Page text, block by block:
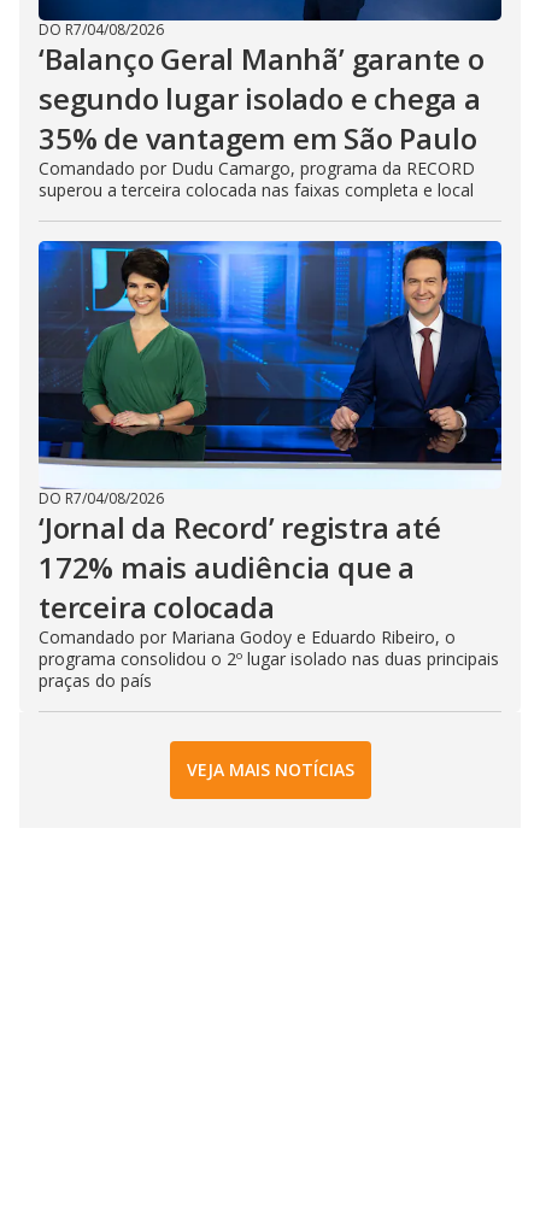
DO R7/04/08/2026
‘Balanço Geral Manhã’ garante o
segundo lugar isolado e chega a
35% de vantagem em São Paulo
Comandado por Dudu Camargo, programa da RECORD
superou a terceira colocada nas faixas completa e local
DO R7/04/08/2026
‘Jornal da Record’ registra até
172% mais audiência que a
terceira colocada
Comandado por Mariana Godoy e Eduardo Ribeiro, o
programa consolidou o 2º lugar isolado nas duas principais
praças do país
VEJA MAIS NOTÍCIAS